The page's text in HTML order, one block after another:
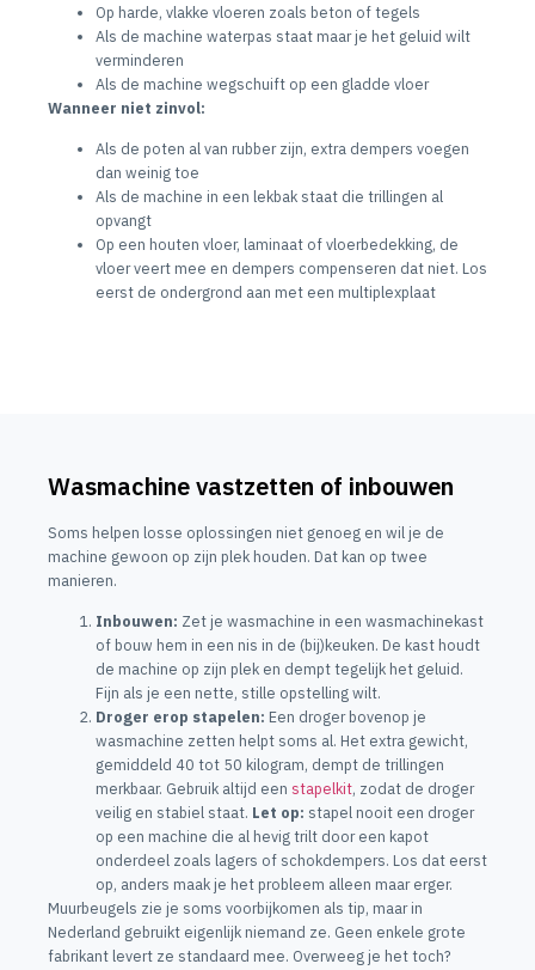
Op harde, vlakke vloeren zoals beton of tegels
Als de machine waterpas staat maar je het geluid wilt
verminderen
Als de machine wegschuift op een gladde vloer
Wanneer niet zinvol:
Als de poten al van rubber zijn, extra dempers voegen
dan weinig toe
Als de machine in een lekbak staat die trillingen al
opvangt
Op een houten vloer, laminaat of vloerbedekking, de
vloer veert mee en dempers compenseren dat niet. Los
eerst de ondergrond aan met een multiplexplaat
Wasmachine vastzetten of inbouwen
Soms helpen losse oplossingen niet genoeg en wil je de
machine gewoon op zijn plek houden. Dat kan op twee
manieren.
Inbouwen: Zet je wasmachine in een wasmachinekast
of bouw hem in een nis in de (bij)keuken. De kast houdt
de machine op zijn plek en dempt tegelijk het geluid.
Fijn als je een nette, stille opstelling wilt.
Droger erop stapelen: Een droger bovenop je
wasmachine zetten helpt soms al. Het extra gewicht,
gemiddeld 40 tot 50 kilogram, dempt de trillingen
merkbaar. Gebruik altijd een stapelkit, zodat de droger
veilig en stabiel staat. Let op: stapel nooit een droger
op een machine die al hevig trilt door een kapot
onderdeel zoals lagers of schokdempers. Los dat eerst
op, anders maak je het probleem alleen maar erger.
Muurbeugels zie je soms voorbijkomen als tip, maar in
Nederland gebruikt eigenlijk niemand ze. Geen enkele grote
fabrikant levert ze standaard mee. Overweeg je het toch?